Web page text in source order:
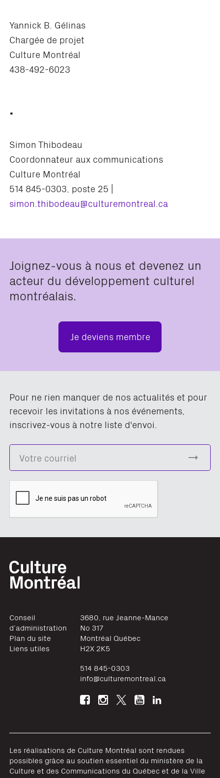
Yannick B. Gélinas
Chargée de projet
Culture Montréal
438-492-6023
.
Simon Thibodeau
Coordonnateur aux communications
Culture Montréal
514 845-0303, poste 25 |
simon.thibodeau@culturemontreal.ca
Joignez-vous à nous et devenez un
acteur du développement culturel
montréalais.
Je deviens membre
Pour ne rien manquer de nos actualités et pour
recevoir les invitations à nos événements,
inscrivez-vous à notre liste d'envoi.
Conseil
d’administration
Plan du site
Liens utiles
3680, rue Jeanne-Mance
No 317
Montréal Québec
H2X 2K5
514 845-0303
info@culturemontreal.ca
Les réalisations de Culture Montréal sont rendues
possibles grâce au soutien essentiel du ministère de la
Culture et des Communications du Québec et de la Ville